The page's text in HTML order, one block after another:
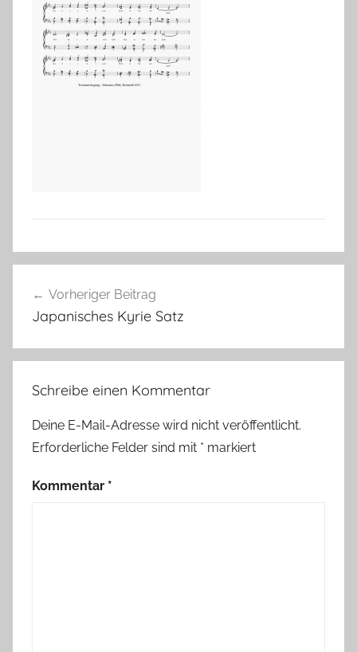
Vorheriger Beitrag
Japanisches Kyrie Satz
Schreibe einen Kommentar
Deine E-Mail-Adresse wird nicht veröffentlicht.
Erforderliche Felder sind mit * markiert
Kommentar *